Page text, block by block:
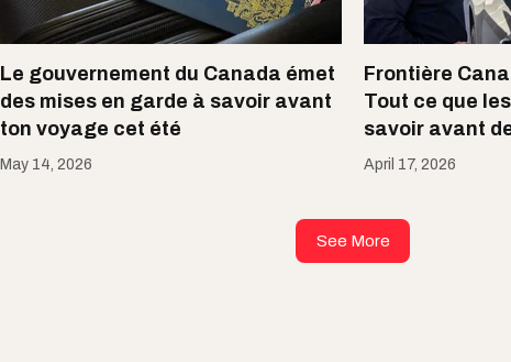
Le gouvernement du Canada émet
des mises en garde à savoir avant
ton voyage cet été
May 14, 2026
Frontière
Tout ce que
savoir avant
April 17, 2026
See More